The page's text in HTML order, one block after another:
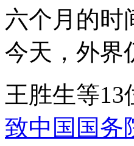
六个月的时
今天，外界
王胜生等13
致中国国务